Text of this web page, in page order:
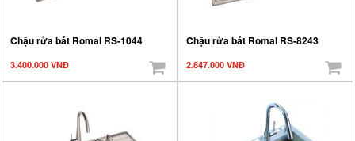
Chậu rửa bát Romal RS-1044
3.400.000 VNĐ
Chậu rửa bát Romal RS-8243
2.847.000 VNĐ